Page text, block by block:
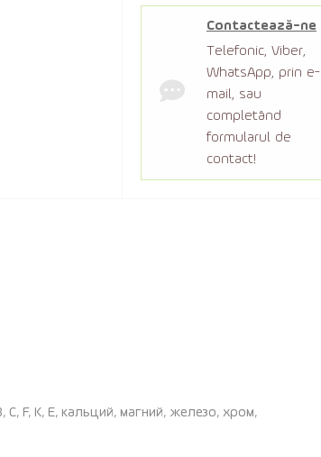
Contactează-ne
Telefonic, Viber,
WhatsApp, prin e-
mail, sau
completând
formularul de
contact!
F, K, E, кальций, магний, железо, хром,